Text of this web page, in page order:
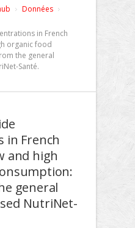
Données
in French
organic food
the general
Santé.
in French
and high
general
NutriNet-